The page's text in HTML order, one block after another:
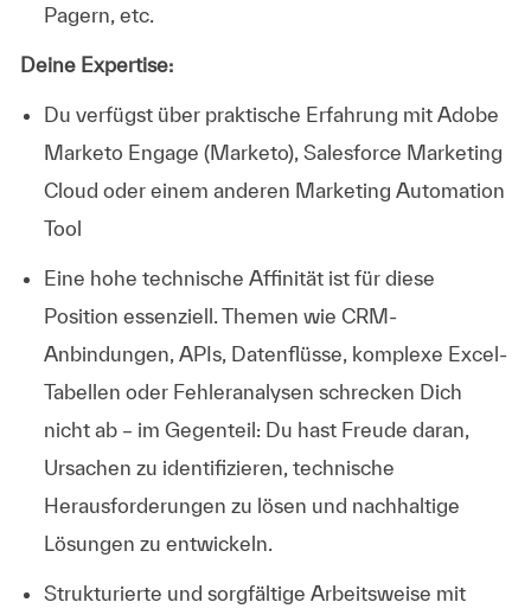
Pagern, etc.
Deine Expertise:
Du verfügst über praktische Erfahrung mit Adobe
Marketo Engage (Marketo), Salesforce Marketing
Cloud oder einem anderen Marketing Automation
Tool
Eine hohe technische Affinität ist für diese
Position essenziell. Themen wie CRM-
Anbindungen, APIs, Datenflüsse, komplexe Excel-
Tabellen oder Fehleranalysen schrecken Dich
nicht ab – im Gegenteil: Du hast Freude daran,
Ursachen zu identifizieren, technische
Herausforderungen zu lösen und nachhaltige
Lösungen zu entwickeln.
Strukturierte und sorgfältige Arbeitsweise mit